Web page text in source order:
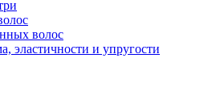
волос
эластичности и упругости